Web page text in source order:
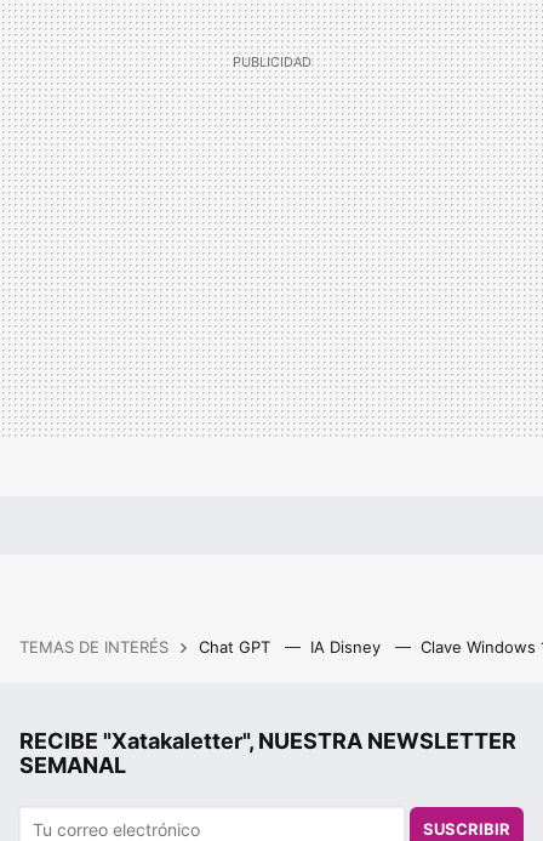
TEMAS DE INTERÉS Chat GPT IA Disney Clave Windows
RECIBE "Xatakaletter", NUESTRA NEWSLETTER
SEMANAL
SUSCRIBIR